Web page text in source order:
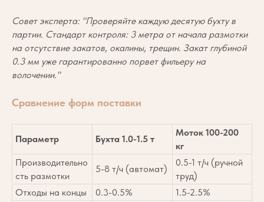
Совет эксперта: "Проверяйте каждую десятую бухту в
партии. Стандарт контроля: 3 метра от начала размотки
на отсутствие закатов, окалины, трещин. Закат глубиной
0.3 мм уже гарантированно порвет фильеру на
волочении."
Сравнение форм поставки
Параметр Бухта 1.0-1.5 т
Моток 100-200
кг
Производительно
сть размотки
5-8 т/ч (автомат)
0.5-1 т/ч (ручной
труд)
Отходы на концы
0.3-0.5%
1.5-2.5%